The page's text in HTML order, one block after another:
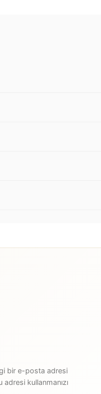
bir e-posta adresi
kullanmanızı